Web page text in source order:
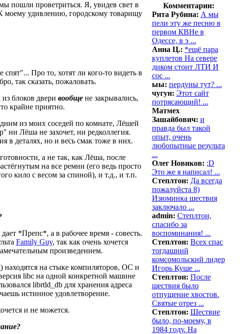
пошли проветриться. Я, увидев свет в
моему удивлению, городскому товарищу
Про то, хотят ли кого-то видеть в
так сказать, пожаловать.
блоков двери вообщене закрывались,
крайне приятно.
из моих соседей по комнате, Лёшей
ни Лёша не захочет, ни редколлегия.
в деталях, но и весь смак тоже в них.
а не так, как Лёша, после
на все ремни (его ведь просто
кило с весом за спиной), и т.д., и т.п.
*Препс*, а в рабочее время - совесть.
Family Guy, так как очень хочется
произведением.
) находятся на стыке компиляторов, ОС и
libc на одной конкретной машине
librtld_db для хранения адреса
истинное удовлетворение.
и не можется.
Комментарии:
Рита Рубина: А мы
пели эту же песню в
первом КВНе в
Одессе, в э ...
Анна Ц.: *ещё пара
куплетов На севере
диком стоит ЛТИ И
сос ...
ыы: пердуны тут? ...
чугун: Этот сайт
потрясающий! ...
Матмех
Зашайбович: и
правда был такой
опыт, очень
любопытные результа
...
Олег Новиков: ;D
Это же я написал! ...
Степлтон: Да всегда
пожалуйста 8)
Изюминка шествия
заключало ...
admin: Степлтон,
спасибо за
воспоминания! ...
Степлтон: Всех спас
тогдашний
комсомольский лидер
Игорь Куше ...
Степлтон: После
шествия было
отпущение хвостов.
Святые отрез ...
Степлтон: Шествие
было, по-моему, в
1984 году. На